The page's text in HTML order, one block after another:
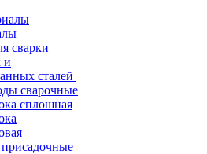
сварки
и
сталей
сварочные
сплошная